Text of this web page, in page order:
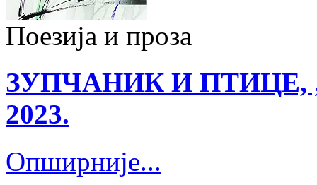
Поезија и проза
ЗУПЧАНИК И ПТИЦЕ,
2023.
Опширније...